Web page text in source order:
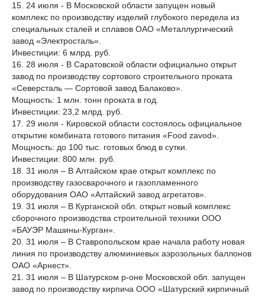
15. 24 июля - В Московской области запущен новый
комплекс по производству изделий глубокого передела из
специальных сталей и сплавов ОАО «Металлургический
завод «Электросталь».
Инвестиции: 6 млрд. руб.
16. 28 июля - В Саратовской области официально открыт
завод по производству сортового строительного проката
«Северсталь — Сортовой завод Балаково».
Мощность: 1 млн. тонн проката в год.
Инвестиции: 23,2 млрд. руб.
17. 29 июля - Кировской области состоялось официальное
открытие комбината готового питания «Food zavod».
Мощность: до 100 тыс. готовых блюд в сутки.
Инвестиции: 800 млн. руб.
18. 31 июля – В Алтайском крае открыт комплекс по
производству газосварочного и газопламенного
оборудования ОАО «Алтайский завод агрегатов».
19. 31 июля – В Курганской обл. открыт новый комплекс
сборочного производства строительной техники ООО
«БАУЭР Машины-Курган».
20. 31 июля – В Ставропольском крае начала работу новая
линия по производству алюминиевых аэрозольных баллонов
ОАО «Арнест».
21. 31 июля – В Шатурском р-оне Московской обл. запущен
завод по производству кирпича ООО «Шатурский кирпичный